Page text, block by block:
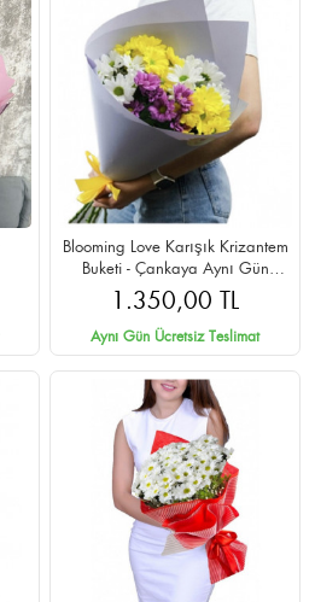
Blooming Love Karışık Krizantem
Buketi - Çankaya Aynı Gün
Teslimat
1.350,00 TL
Aynı Gün Ücretsiz Teslimat